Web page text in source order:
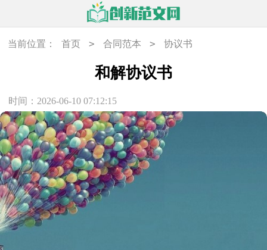
当前位置： 首页 > 合同范本 > 协议书
和解协议书
时间：2026-06-10 07:12:15